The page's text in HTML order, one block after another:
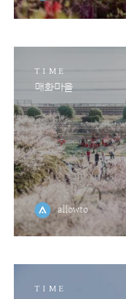
TIME
매화마을
allowto
TIME